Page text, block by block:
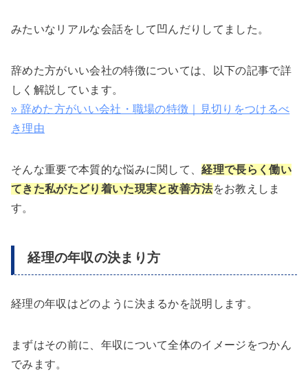
みたいなリアルな会話をして凹んだりしてました。
辞めた方がいい会社の特徴については、以下の記事で詳
しく解説しています。
» 辞めた方がいい会社・職場の特徴｜見切りをつけるべ
き理由
そんな重要で本質的な悩みに関して、経理で長らく働い
てきた私がたどり着いた現実と改善方法をお教えしま
す。
経理の年収の決まり方
経理の年収はどのように決まるかを説明します。
まずはその前に、年収について全体のイメージをつかん
でみます。